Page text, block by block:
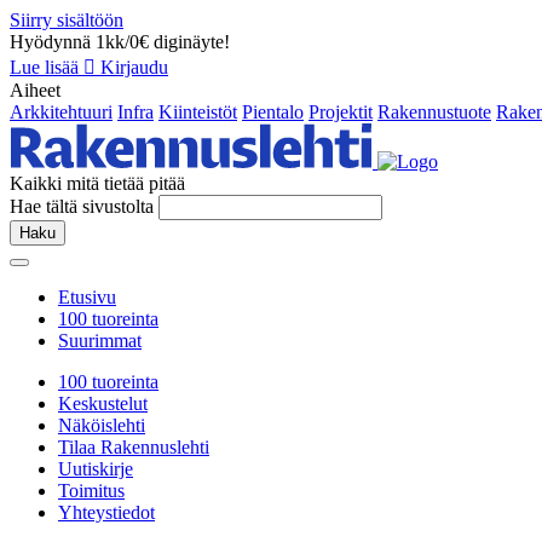
Siirry sisältöön
Hyödynnä 1kk/0€ diginäyte!
Lue lisää
Kirjaudu
Aiheet
Arkkitehtuuri Infra Kiinteistöt Pientalo Projektit Rakennustuote
Kaikki mitä tietää pitää
Hae tältä sivustolta
Haku
Etusivu
100 tuoreinta
Suurimmat
100 tuoreinta
Keskustelut
Näköislehti
Tilaa Rakennuslehti
Uutiskirje
Toimitus
Yhteystiedot